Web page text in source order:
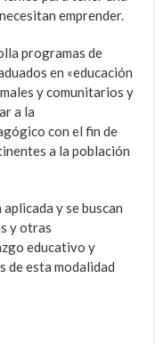
emprender.
programas de
en «educación
y comunitarios y
a la
con el fin de
a la población
y se buscan
y otras
educativo y
de esta modalidad